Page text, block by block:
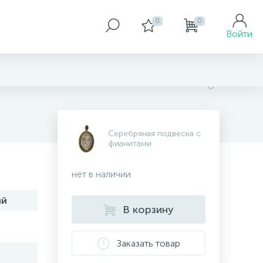
0 0
Войти
Серебряная подвеска с
фианитами
нет в наличии
В корзину
Заказать товар